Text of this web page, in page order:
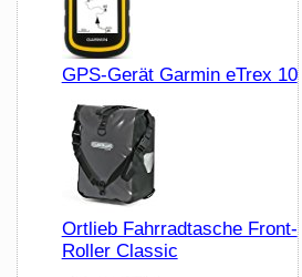
GPS-Gerät Garmin eTrex 10
Ortlieb Fahrradtasche Front-
Roller Classic